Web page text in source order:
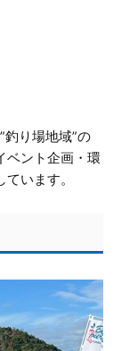
釣り場地域”の
ベント企画・環
います。